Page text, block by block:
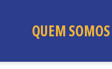
QUEM SOMOS